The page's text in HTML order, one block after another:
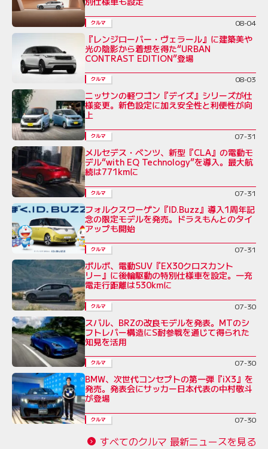
クルマ 08-04
『レンジローバー・ヴェラール』に建築美や
光の陰影から着想を得た“URBAN
CONTRAST EDITION”登場
クルマ 08-03
ニッサンの軽ワゴン『デイズ』シリーズが仕
様変更。新色設定に加え安全性と利便性が向
上
クルマ 07-31
メルセデス・ベンツ、新型『CLA』の電動モ
デル“with EQ Technology”を導入。最大航
続は771kmに
クルマ 07-31
フォルクスワーゲン『ID.Buzz』導入1周年記
念の限定モデルを発売。ドラえもんとのタイ
アップも開始
クルマ 07-31
ボルボ、電動SUV『EX30クロスカント
リー』に後輪駆動の特別仕様車を設定。一充
電走行距離は530kmに
クルマ 07-30
スバル、BRZの改良モデルを発表。MTのシ
フトレバー構造にS耐参戦を通じて得られた
知見を活用
クルマ 07-30
BMW、次世代コンセプトの第一弾『iX3』を
発売。発表会にサッカー日本代表の中村敬斗
が登場
クルマ 07-30
すべてのクルマ 最新ニュースを見る